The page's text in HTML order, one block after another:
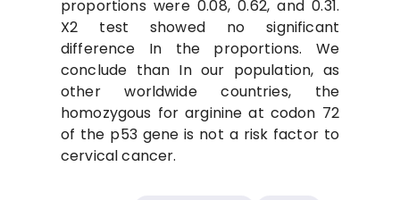
proportions were 0.08, 0.62, and 0.31.
X2 test showed no significant
difference In the proportions. We
conclude than In our population, as
other worldwide countries, the
homozygous for arginine at codon 72
of the p53 gene is not a risk factor to
cervical cancer.